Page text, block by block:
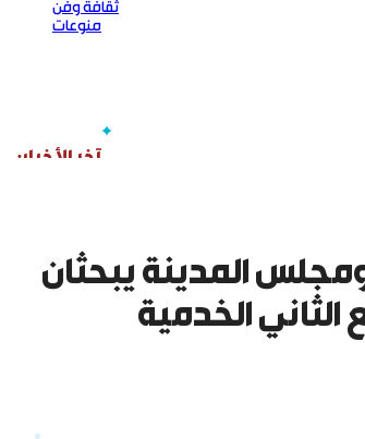
ثقافة وفن
منوعات
المدينة يبحثان
الخدمية